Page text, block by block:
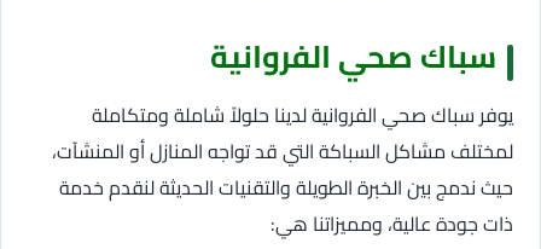
سباك صحي الفروانية
يوفر سباك صحي الفروانية لدينا حلولاً شاملة ومتكاملة
لمختلف مشاكل السباكة التي قد تواجه المنازل أو المنشآت،
حيث ندمج بين الخبرة الطويلة والتقنيات الحديثة لنقدم خدمة
ذات جودة عالية، ومميزاتنا هي: